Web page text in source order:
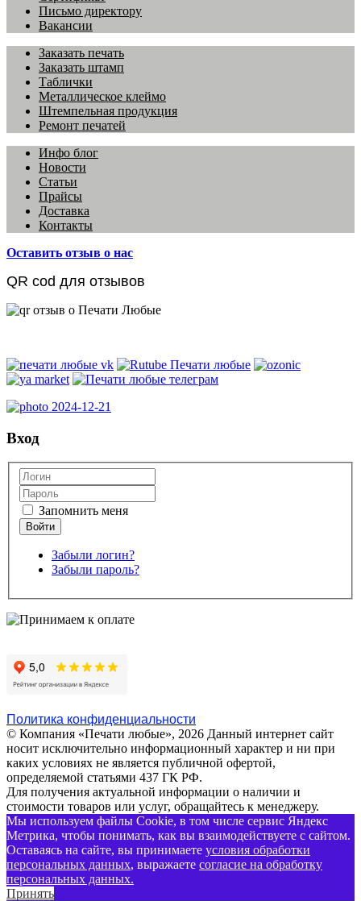
Письмо директору
Вакансии
Заказать печать
Заказать штамп
Таблички
Металлическое клеймо
Штемпельная продукция
Ремонт печатей
Инфо блог
Новости
Статьи
Прайсы
Доставка
Контакты
Оставить отзыв о нас
QR cod для отзывов
Вход
Запомнить меня
Забыли логин?
Забыли пароль?
Политика конфиденциальности
© Компания «Печати любые», 2026 Данный интернет сайт
носит исключительно информационный характер и ни при
каких условиях не является публичной офертой,
определяемой статьями 437 ГК РФ.
Для получения актуальной информации о наличии и
стоимости товаров или услуг, обращайтесь к менеджеру.
Мы используем файлы Cookie, в том числе сервис Яндекс
Метрика, чтобы понимать, как вы взаимодействуете с сайтом.
Оставаясь на сайте, вы принимаете условия обработки
персональных данных, выражаете согласие на обработку
персональных данных.
Принять